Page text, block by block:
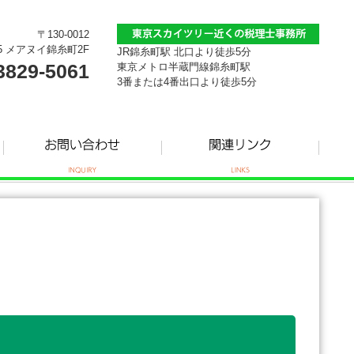
〒130-0012
メアヌイ錦糸町2F
5061
JR錦糸町駅 北口より徒歩5分
東京メトロ半蔵門線錦糸町駅
3番または4番出口より徒歩5分